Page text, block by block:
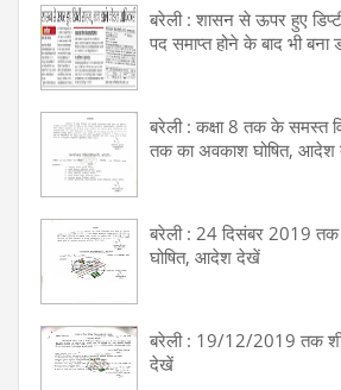
बरेली : शासन से ऊपर हुए
पद समाप्त होने के बाद भी बना
बरेली : कक्षा 8 तक के समस्त
तक का अवकाश घोषित,
बरेली : 24 दिसंबर 2019
घोषित, आदेश देखें
बरेली : 19/12/2019 तक
देखें